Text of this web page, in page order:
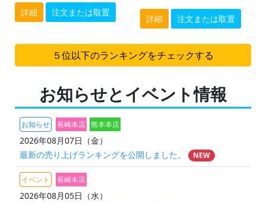
詳細 注文または取置
詳細 注文または取置
５位以下のランキングをチェックする
お知らせとイベント情報
お知らせ 長崎本店 熊本本店
2026年08月07日（金）
最新の売り上げランキングを公開しました。
NEW
イベント 長崎本店
2026年08月05日（水）